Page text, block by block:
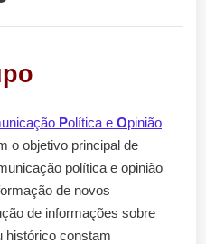
Política e Opinião
o objetivo principal de
política e opinião
de novos
de informações sobre
histórico constam